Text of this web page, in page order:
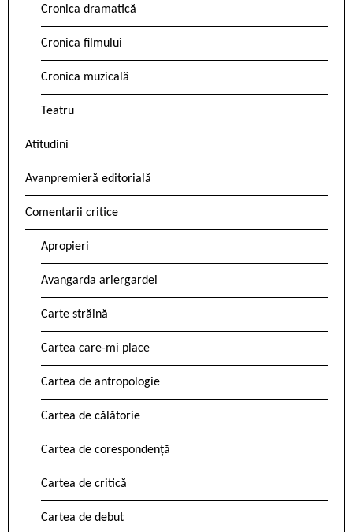
Cronica dramatică
Cronica filmului
Cronica muzicală
Teatru
Atitudini
Avanpremieră editorială
Comentarii critice
Apropieri
Avangarda ariergardei
Carte străină
Cartea care-mi place
Cartea de antropologie
Cartea de călătorie
Cartea de corespondență
Cartea de critică
Cartea de debut